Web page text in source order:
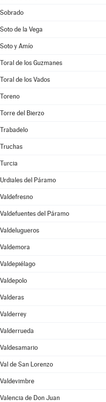
Sobrado
Soto de la Vega
Soto y Amío
Toral de los Guzmanes
Toral de los Vados
Toreno
Torre del Bierzo
Trabadelo
Truchas
Turcia
Urdiales del Páramo
Valdefresno
Valdefuentes del Páramo
Valdelugueros
Valdemora
Valdepiélago
Valdepolo
Valderas
Valderrey
Valderrueda
Valdesamario
Val de San Lorenzo
Valdevimbre
Valencia de Don Juan